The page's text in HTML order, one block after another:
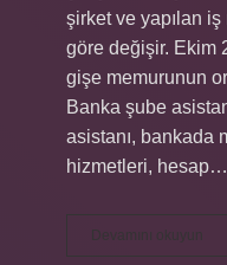
şirket ve yapılan
göre değişir. Ekim
gişe memurunun
Banka şube
asistanı, bankada
hizmetleri, hesap…
Devamını okuyun